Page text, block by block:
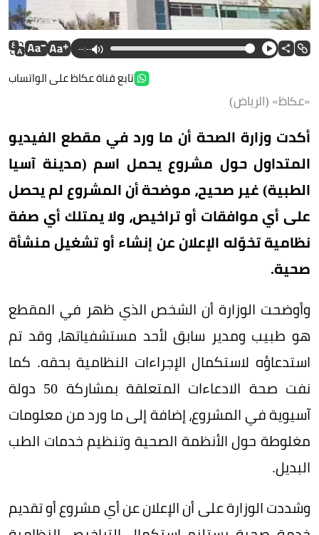
--:--
تابع قناة عكاظ على الواتساب
«عكاظ» (الرياض)
أكدت وزارة الصحة أن ما ورد في مقطع الفيديو
المتداول حول مشروع يحمل اسم (مدينة آسيا
الطبية) غير صحيح، موضحة أن المشروع لم يحصل
على أي موافقات أو تراخيص، ولا يمتلك أي صفة
نظامية تخوّله الإعلان عن إنشاء أو تشغيل منشأة
صحية.
وأوضحت الوزارة أن الشخص الذي ظهر في المقطع
هو طبيب ومدير سابق لأحد مستشفياتها، وقد تم
استدعاؤه لاستكمال الإجراءات النظامية بحقه. كما
نفت صحة الادعاءات المتعلقة بمشاركة 50 دولة
آسيوية في المشروع، إضافة إلى ما ورد من معلومات
مغلوطة حول الأنظمة الصحية وتنظيم خدمات الطب
البديل.
وشددت الوزارة على أن الإعلان عن أي مشروع أو تقديم